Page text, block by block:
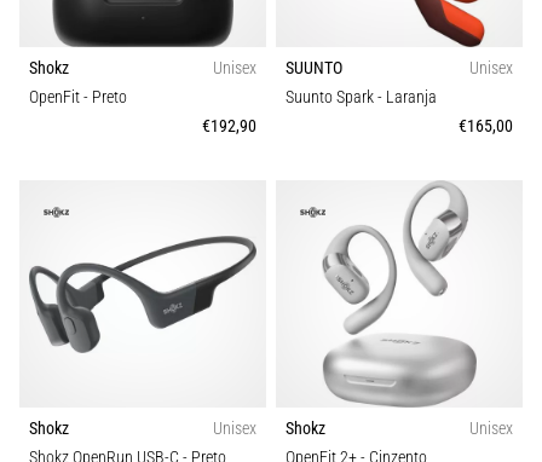
Prevenção
O
joelho
conhecido
síndrome
do
trato
iliotibial
um
problema
Shokz
Unisex
OpenFit- Preto
€192,90
SUUNTO
Unisex
Suunto Spark- Laranja
€165,00
Shokz
Unisex
Shokz
Unisex